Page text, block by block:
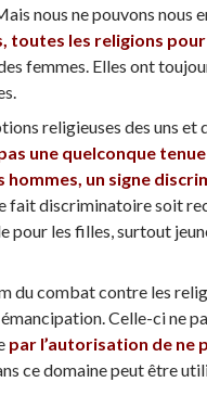
nous ne pouvons nous
toutes les religions
femmes. Elles ont
religieuses des uns et
une quelconque
un signe
fait discriminatoire soit
les filles, surtout
du combat contre les
Celle-ci ne
par l’autorisation de ne
ce domaine peut être